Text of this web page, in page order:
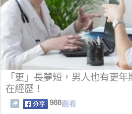
「更」長夢短，男人也有更
在經歷！
988觀看